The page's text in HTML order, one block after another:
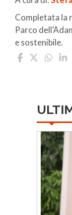
Completata la
Parco
e sostenibile.